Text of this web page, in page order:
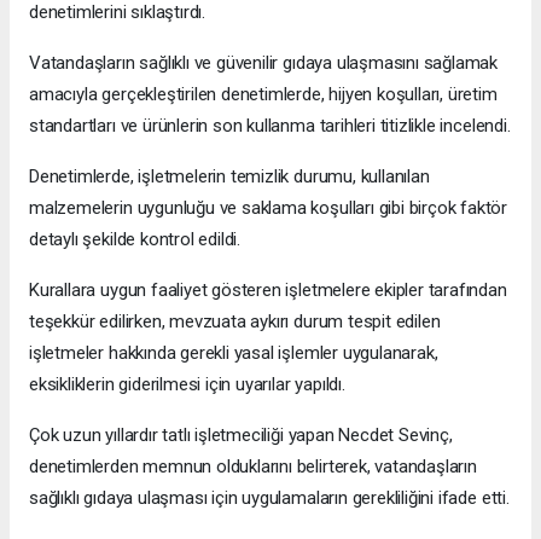
denetimlerini sıklaştırdı.
Vatandaşların sağlıklı ve güvenilir gıdaya ulaşmasını sağlamak
amacıyla gerçekleştirilen denetimlerde, hijyen koşulları, üretim
standartları ve ürünlerin son kullanma tarihleri titizlikle incelendi.
Denetimlerde, işletmelerin temizlik durumu, kullanılan
malzemelerin uygunluğu ve saklama koşulları gibi birçok faktör
detaylı şekilde kontrol edildi.
Kurallara uygun faaliyet gösteren işletmelere ekipler tarafından
teşekkür edilirken, mevzuata aykırı durum tespit edilen
işletmeler hakkında gerekli yasal işlemler uygulanarak,
eksikliklerin giderilmesi için uyarılar yapıldı.
Çok uzun yıllardır tatlı işletmeciliği yapan Necdet Sevinç,
denetimlerden memnun olduklarını belirterek, vatandaşların
sağlıklı gıdaya ulaşması için uygulamaların gerekliliğini ifade etti.